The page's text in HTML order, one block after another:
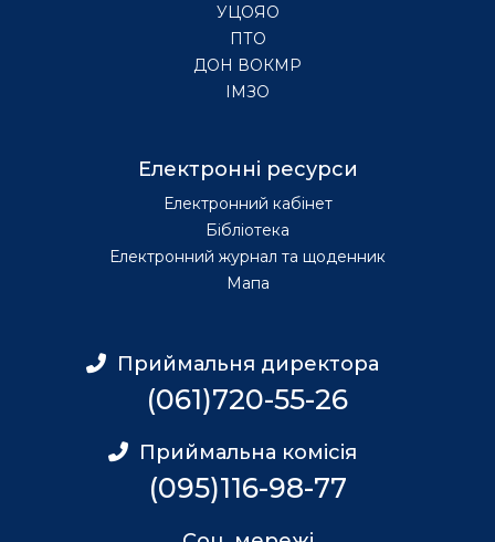
УЦОЯО
ПТО
ДОН ВОКМР
ІМЗО
Електронні ресурси
Електронний кабінет
Бібліотека
Електронний журнал та щоденник
Мапа
Приймальня директора
(061)720-55-26
Приймальна комісія
(095)116-98-77